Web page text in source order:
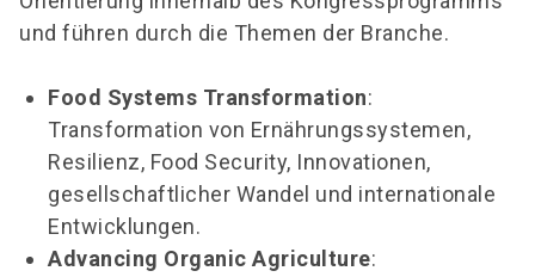
und führen durch die Themen der Branche.
Food Systems Transformation:
Transformation von Ernährungssystemen,
Resilienz, Food Security, Innovationen,
gesellschaftlicher Wandel und internationale
Entwicklungen.
Advancing Organic Agriculture: